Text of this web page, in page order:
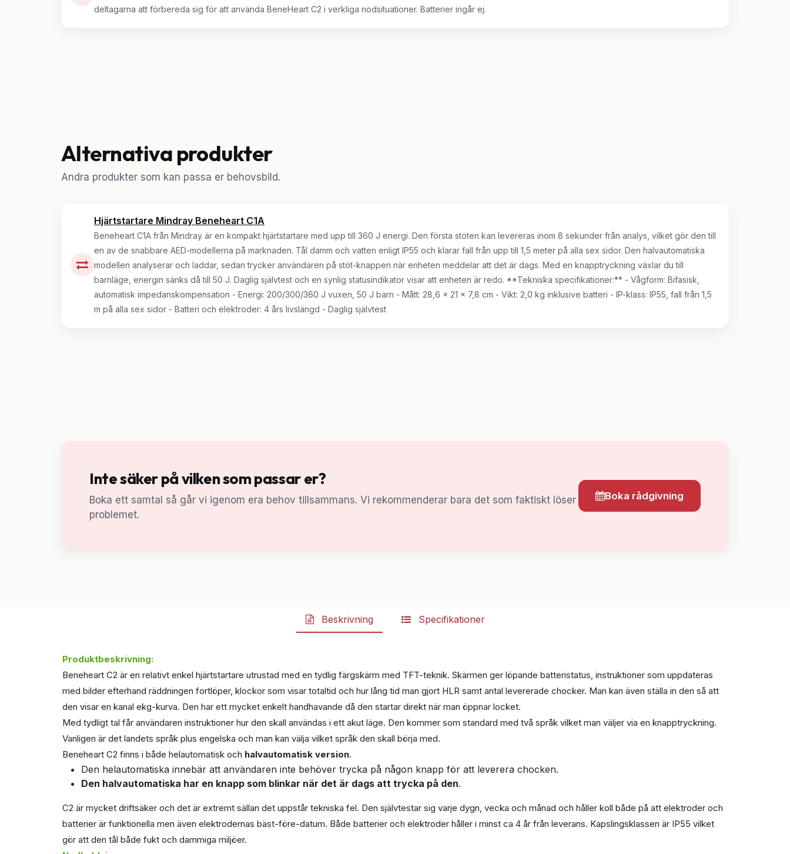
deltagarna att förbereda sig för att använda BeneHeart C2 i verkliga nödsituationer. Batterier ingår ej.
Alternativa produkter
Andra produkter som kan passa er behovsbild.
Hjärtstartare Mindray Beneheart C1A
Beneheart C1A från Mindray är en kompakt hjärtstartare med upp till 360 J energi. Den första stöten kan levereras inom 8 sekunder från analys, vilket gör den till
en av de snabbare AED-modellerna på marknaden. Tål damm och vatten enligt IP55 och klarar fall från upp till 1,5 meter på alla sex sidor. Den halvautomatiska
modellen analyserar och laddar, sedan trycker användaren på stöt-knappen när enheten meddelar att det är dags. Med en knapptryckning växlar du till
barnläge, energin sänks då till 50 J. Daglig självtest och en synlig statusindikator visar att enheten är redo. **Tekniska specifikationer:** - Vågform: Bifasisk,
automatisk impedanskompensation - Energi: 200/300/360 J vuxen, 50 J barn - Mått: 28,6 x 21 x 7,8 cm - Vikt: 2,0 kg inklusive batteri - IP-klass: IP55, fall från 1,5
m på alla sex sidor - Batteri och elektroder: 4 års livslängd - Daglig självtest
Inte säker på vilken som passar er?
Boka ett samtal så går vi igenom era behov tillsammans. Vi rekommenderar bara det som faktiskt löser
problemet.
Boka rådgivning
Beskrivning Specifikationer
Produktbeskrivning:
Beneheart C2 är en relativt enkel hjärtstartare utrustad med en tydlig färgskärm med TFT-teknik. Skärmen ger löpande batteristatus, instruktioner som uppdateras
med bilder efterhand räddningen fortlöper, klockor som visar totaltid och hur lång tid man gjort HLR samt antal levererade chocker. Man kan även ställa in den så att
den visar en kanal ekg-kurva. Den har ett mycket enkelt handhavande då den startar direkt när man öppnar locket.
Med tydligt tal får användaren instruktioner hur den skall användas i ett akut läge. Den kommer som standard med två språk vilket man väljer via en knapptryckning.
Vanligen är det landets språk plus engelska och man kan välja vilket språk den skall börja med.
Beneheart C2 finns i både helautomatisk och halvautomatisk version.
Den helautomatiska innebär att användaren inte behöver trycka på någon knapp för att leverera chocken.
Den halvautomatiska har en knapp som blinkar när det är dags att trycka på den.
C2 är mycket driftsäker och det är extremt sällan det uppstår tekniska fel. Den självtestar sig varje dygn, vecka och månad och håller koll både på att elektroder och
batterier är funktionella men även elektrodernas bäst-före-datum. Både batterier och elektroder håller i minst ca 4 år från leverans. Kapslingsklassen är IP55 vilket
gör att den tål både fukt och dammiga miljöer.